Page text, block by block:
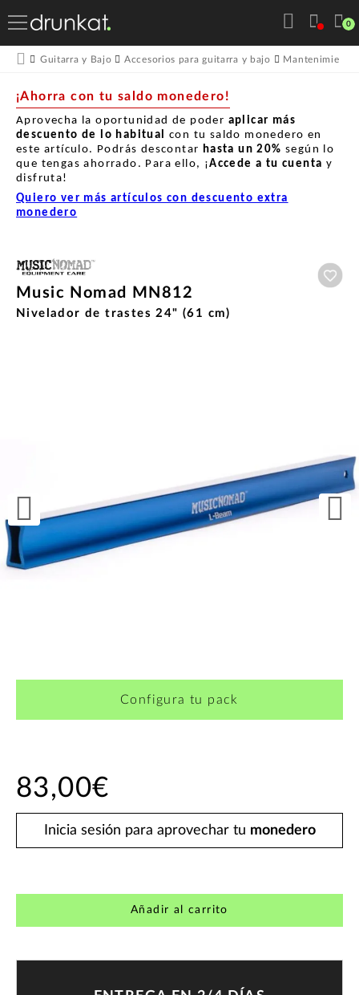
0
Guitarra y Bajo Accesorios para guitarra y bajo Mantenimiento
¡Ahorra con tu saldo monedero!
Aprovecha la oportunidad de poder aplicar más
descuento de lo habitual con tu saldo monedero en
este artículo. Podrás descontar hasta un 20% según lo
que tengas ahorrado. Para ello, ¡Accede a tu cuenta y
disfruta!
Quiero ver más artículos con descuento extra
monedero
Music Nomad MN812
Nivelador de trastes 24" (61 cm)
Configura tu pack
83,00€
Inicia sesión para aprovechar tu monedero
Añadir al carrito